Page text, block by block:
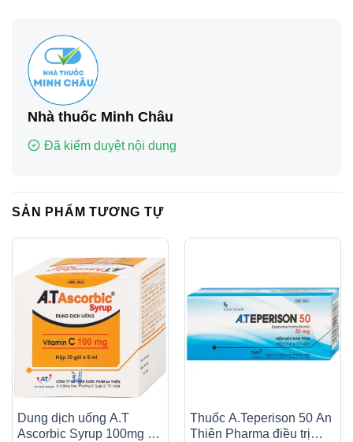
Nhà thuốc Minh Châu
Đã kiểm duyệt nội dung
SẢN PHẨM TƯƠNG TỰ
Dung dịch uống A.T
Ascorbic Syrup 100mg bổ
Thuốc A.Teperison 50 An
Thiên Pharma điều trị